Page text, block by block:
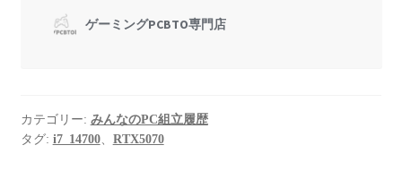
カテゴリー: みんなのPC組立履歴
タグ: i7_14700、 RTX5070